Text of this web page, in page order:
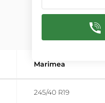
Marimea
245/40 R19